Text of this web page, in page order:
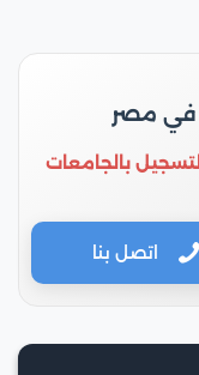
في مصر
بالجامعات
اتصل بنا